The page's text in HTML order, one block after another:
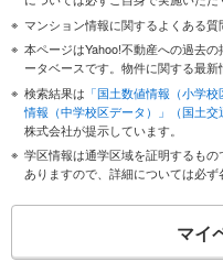
マンション情報に関するよくある質
本ページはYahoo!不動産への過去
ータベースです。物件に関する最新
検索結果は 「国土数値情報（小学
情報（中学校区データ）」（国土交
株式会社が提示しています。
学区情報は通学区域を証明するも
ありますので、詳細については必ず
マイ